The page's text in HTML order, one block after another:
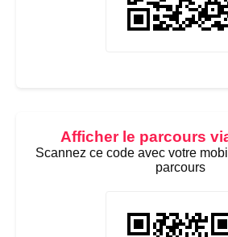
Afficher le parcours
Scannez ce code avec votre
parcours